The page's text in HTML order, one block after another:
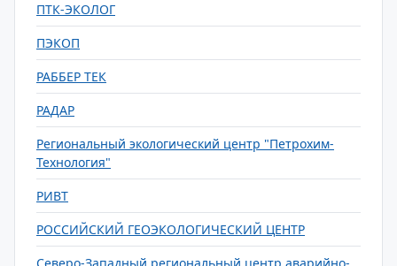
ПТК-ЭКОЛОГ
ПЭКОП
РАББЕР ТЕК
РАДАР
Региональный экологический центр "Петрохим-
Технология"
РИВТ
РОССИЙСКИЙ ГЕОЭКОЛОГИЧЕСКИЙ ЦЕНТР